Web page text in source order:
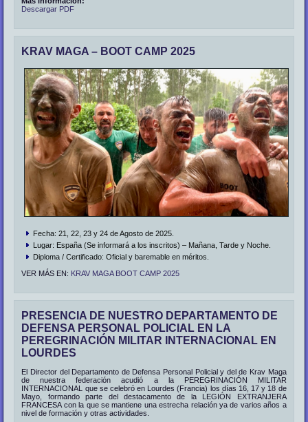
Descargar PDF
KRAV MAGA – BOOT CAMP 2025
Fecha: 21, 22, 23 y 24 de Agosto de 2025.
Lugar: España (Se informará a los inscritos) – Mañana, Tarde y Noche.
Diploma / Certificado: Oficial y baremable en méritos.
VER MÁS EN: KRAV MAGA BOOT CAMP 2025
PRESENCIA DE NUESTRO DEPARTAMENTO DE
DEFENSA PERSONAL POLICIAL EN LA
PEREGRINACIÓN MILITAR INTERNACIONAL EN
LOURDES
El Director del Departamento de Defensa Personal Policial y del de Krav Maga
de nuestra federación acudió a la PEREGRINACIÓN MILITAR
INTERNACIONAL que se celebró en Lourdes (Francia) los días 16, 17 y 18 de
Mayo, formando parte del destacamento de la LEGIÓN EXTRANJERA
FRANCESA con la que se mantiene una estrecha relación ya de varios años a
nivel de formación y otras actividades.